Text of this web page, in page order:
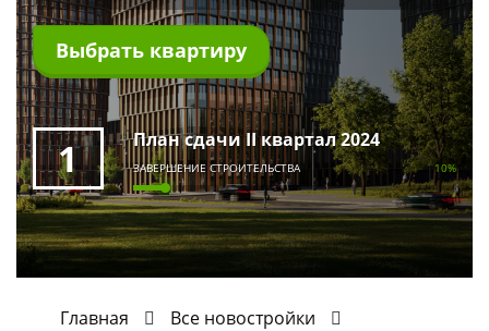
Выбрать квартиру
1 План сдачи II квартал 2024
ЗАВЕРШЕНИЕ СТРОИТЕЛЬСТВА 10%
Главная
Все новостройки